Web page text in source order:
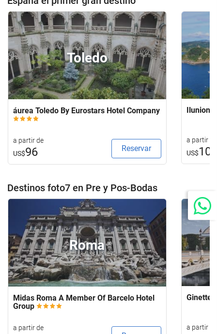
Toledo
áurea Toledo By Eurostars Hotel Company
a partir de
US$96 Reservar
Ilunion
a partir de
US$
Destinos foto7 en Pre y Pos-Bodas
Roma
Midas Roma A Member Of Barcelo Hotel
Group
a partir de
Ginette
a partir de